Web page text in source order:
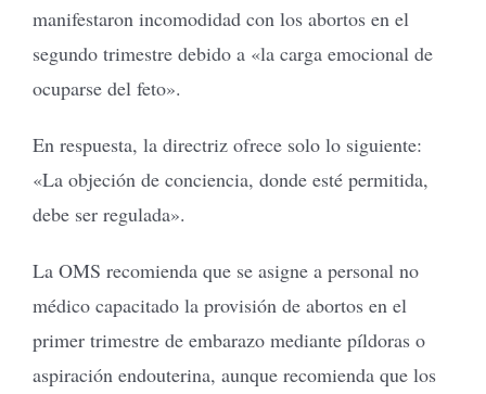
manifestaron incomodidad con los abortos en el
segundo trimestre debido a «la carga emocional de
ocuparse del feto».
En respuesta, la directriz ofrece solo lo siguiente:
«La objeción de conciencia, donde esté permitida,
debe ser regulada».
La OMS recomienda que se asigne a personal no
médico capacitado la provisión de abortos en el
primer trimestre de embarazo mediante píldoras o
aspiración endouterina, aunque recomienda que los